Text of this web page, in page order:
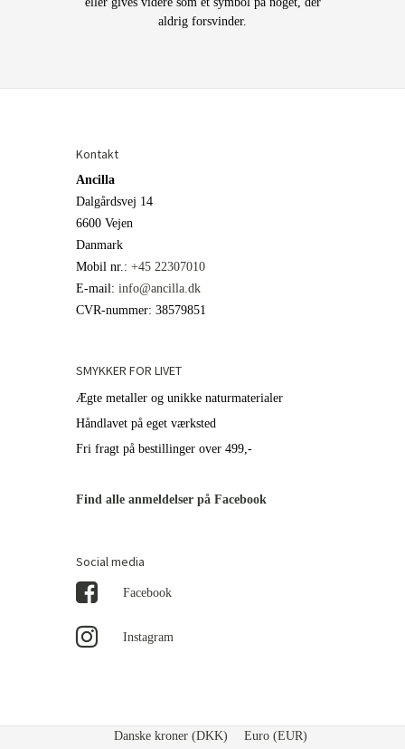
aldrig forsvinder.
Kontakt
Ancilla
Dalgårdsvej 14
6600 Vejen
Danmark
Mobil nr. : +45 22307010
E-mail : info@ancilla.dk
CVR-nummer: 38579851
SMYKKER FOR LIVET
Ægte metaller og unikke naturmaterialer
Håndlavet på eget værksted
Fri fragt på bestillinger over 499,-
Find alle anmeldelser på Facebook
Social media
Facebook
Instagram
Danske kroner (DKK) Euro (EUR)